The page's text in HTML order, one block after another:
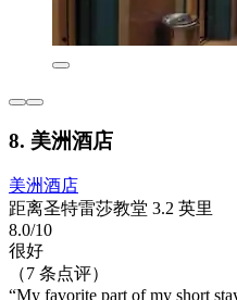
8. 美洲酒店
美洲酒店
距离圣特雷莎教堂 3.2 英里
8.0/10
很好
（7 条点评）
“My favorite part of my short